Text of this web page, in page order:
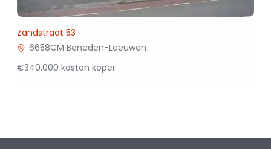
Zandstraat 53
6658CM Beneden-Leeuwen
€340.000 kosten koper